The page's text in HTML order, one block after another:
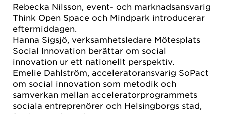
Rebecka Nilsson, event- och marknadsansvarig
Think Open Space och Mindpark introducerar
eftermiddagen.
Hanna Sigsjö, verksamhetsledare Mötesplats
Social Innovation berättar om social
innovation ur ett nationellt perspektiv.
Emelie Dahlström, acceleratoransvarig SoPact
om social innovation som metodik och
samverkan mellan acceleratorprogrammets
sociala entreprenörer och Helsingborgs stad,